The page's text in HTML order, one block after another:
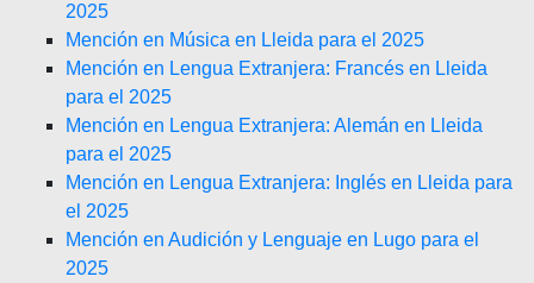
2025
Mención en Música en Lleida para el 2025
Mención en Lengua Extranjera: Francés en Lleida
para el 2025
Mención en Lengua Extranjera: Alemán en Lleida
para el 2025
Mención en Lengua Extranjera: Inglés en Lleida para
el 2025
Mención en Audición y Lenguaje en Lugo para el
2025